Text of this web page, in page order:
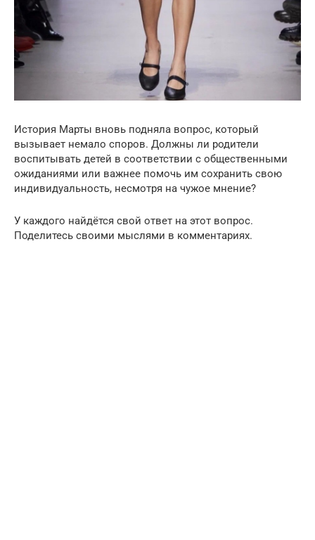
История Марты вновь подняла вопрос, который
вызывает немало споров. Должны ли родители
воспитывать детей в соответствии с общественными
ожиданиями или важнее помочь им сохранить свою
индивидуальность, несмотря на чужое мнение?
У каждого найдётся свой ответ на этот вопрос.
Поделитесь своими мыслями в комментариях.